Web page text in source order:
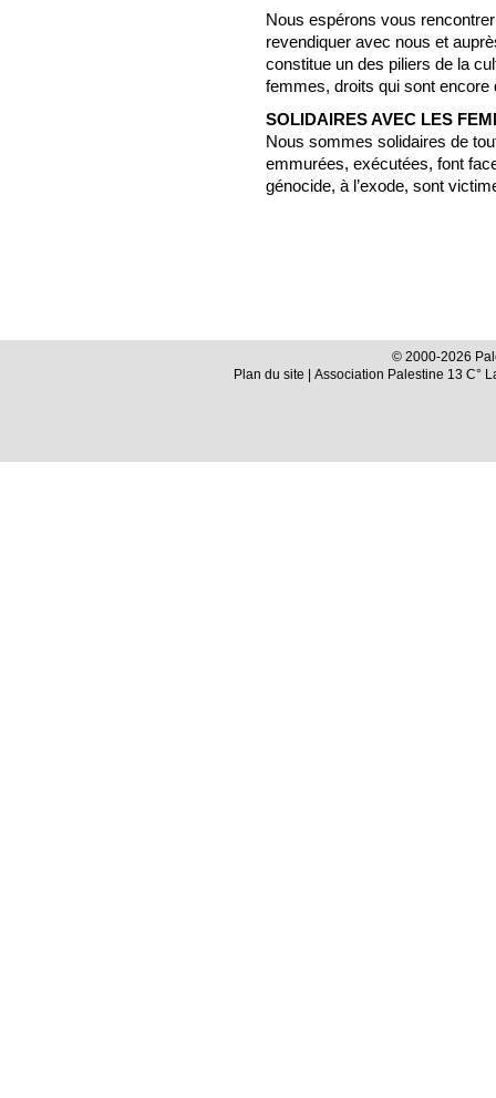
Nous espérons vous
revendiquer avec nous et
constitue un des piliers de la
femmes, droits qui sont
SOLIDAIRES AVEC LES
Nous sommes solidaires de
emmurées, exécutées, font
génocide, à l’exode, sont
© 2000-2026
Plan du site | Association Palestine 13 C°